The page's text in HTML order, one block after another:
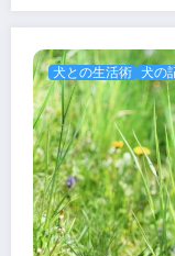
犬との生活術 犬の